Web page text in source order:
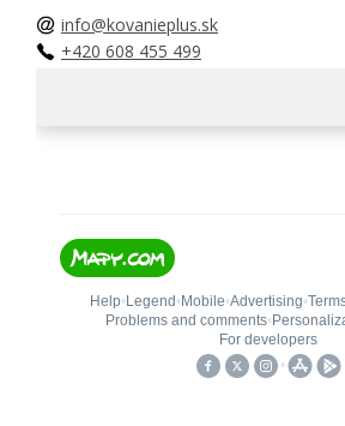
info@kovanieplus.sk
+420 608 455 499